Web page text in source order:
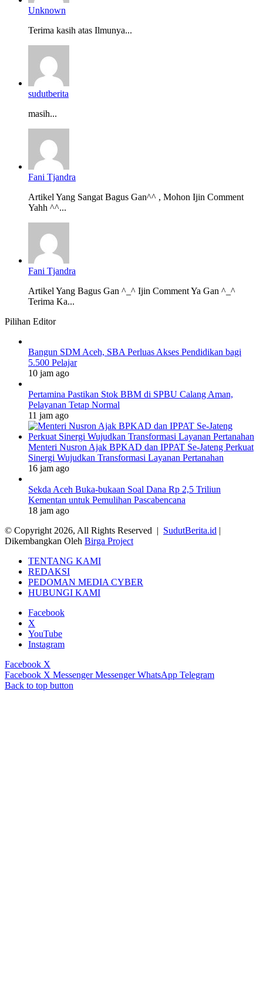
Unknown
Terima kasih atas Ilmunya...
sudutberita
masih...
Fani Tjandra
Artikel Yang Sangat Bagus Gan^^ , Mohon Ijin Comment
Yahh ^^...
Fani Tjandra
Artikel Yang Bagus Gan ^_^ Ijin Comment Ya Gan ^_^
Terima Ka...
Pilihan Editor
Bangun SDM Aceh, SBA Perluas Akses Pendidikan bagi
5.500 Pelajar
10 jam ago
Pertamina Pastikan Stok BBM di SPBU Calang Aman,
Pelayanan Tetap Normal
11 jam ago
Menteri Nusron Ajak BPKAD dan IPPAT Se-Jateng Perkuat
Sinergi Wujudkan Transformasi Layanan Pertanahan
16 jam ago
Sekda Aceh Buka-bukaan Soal Dana Rp 2,5 Triliun
Kementan untuk Pemulihan Pascabencana
18 jam ago
© Copyright 2026, All Rights Reserved | SudutBerita.id |
Dikembangkan Oleh Birga Project
TENTANG KAMI
REDAKSI
PEDOMAN MEDIA CYBER
HUBUNGI KAMI
Facebook
X
YouTube
Instagram
Facebook X
Facebook X Messenger Messenger WhatsApp Telegram
Back to top button